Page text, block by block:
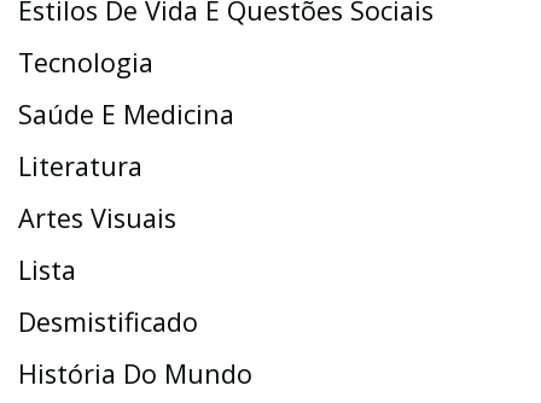
Estilos De Vida E Questões Sociais
Tecnologia
Saúde E Medicina
Literatura
Artes Visuais
Lista
Desmistificado
História Do Mundo